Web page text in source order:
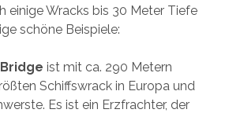
einige Wracks bis 30 Meter Tiefe
schöne Beispiele:
ist mit ca. 290 Metern
Schiffswrack in Europa und
Es ist ein Erzfrachter, der